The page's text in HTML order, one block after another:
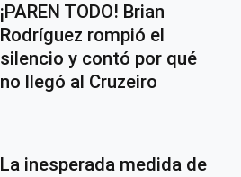
¡PAREN TODO! Brian
Rodríguez rompió el
silencio y contó por qué
no llegó al Cruzeiro
La inesperada medida de